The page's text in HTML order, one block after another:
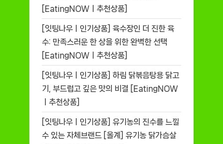
[EatingNOWㅣ추천상품]
[잇팅나우ㅣ인기상품] 육수장인 더 진한 육
수: 만족스러운 한 상을 위한 완벽한 선택
[EatingNOWㅣ추천상품]
[잇팅나우ㅣ인기상품] 하림 닭볶음탕용 닭고
기, 부드럽고 깊은 맛의 비결 [EatingNOW
ㅣ추천상품]
[잇팅나우ㅣ인기상품] 유기농의 진수를 느낄
수 있는 자체브랜드 [올계] 유기농 닭가슴살